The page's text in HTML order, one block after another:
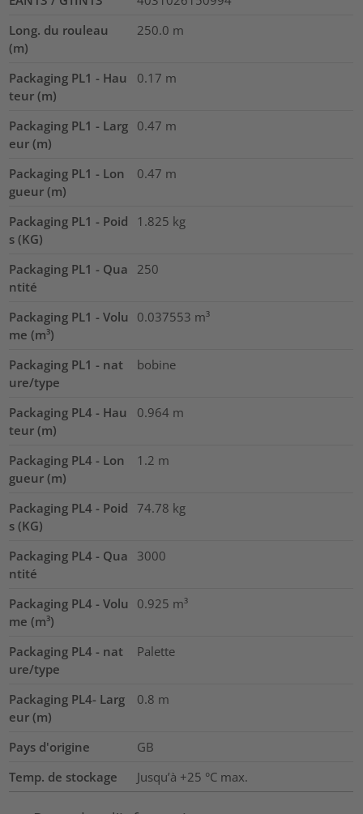
Long. du rouleau
(m)
250.0 m
Packaging PL1 - Hau
teur (m)
0.17 m
Packaging PL1 - Larg
eur (m)
0.47 m
Packaging PL1 - Lon
gueur (m)
0.47 m
Packaging PL1 - Poid
s (KG)
1.825 kg
Packaging PL1 - Qua
ntité
250
Packaging PL1 - Volu
me (m³)
0.037553 m³
Packaging PL1 - nat
ure/type
bobine
Packaging PL4 - Hau
teur (m)
0.964 m
Packaging PL4 - Lon
gueur (m)
1.2 m
Packaging PL4 - Poid
s (KG)
74.78 kg
Packaging PL4 - Qua
ntité
3000
Packaging PL4 - Volu
me (m³)
0.925 m³
Packaging PL4 - nat
ure/type
Palette
Packaging PL4- Larg
eur (m)
0.8 m
Pays d'origine
GB
Temp. de stockage
Jusqu’à +25 °C max.